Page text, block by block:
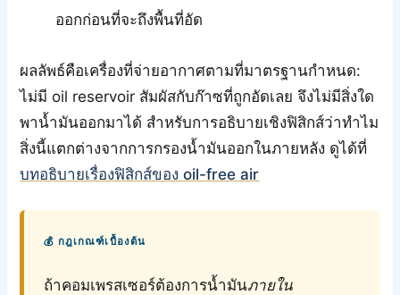
ออกก่อนที่จะถึงพื้นที่อัด
ผลลัพธ์คือเครื่องที่จ่ายอากาศตามที่มาตรฐานกำหนด:
ไม่มี oil reservoir สัมผัสกับก๊าซที่ถูกอัดเลย จึงไม่มีสิ่งใด
พาน้ำมันออกมาได้ สำหรับการอธิบายเชิงฟิสิกส์ว่าทำไม
สิ่งนี้แตกต่างจากการกรองน้ำมันออกในภายหลัง ดูได้ที่
บทอธิบายเรื่องฟิสิกส์ของ oil-free air
💰 กฎเกณฑ์เบื้องต้น
ถ้าคอมเพรสเซอร์ต้องการน้ำมันภายใน